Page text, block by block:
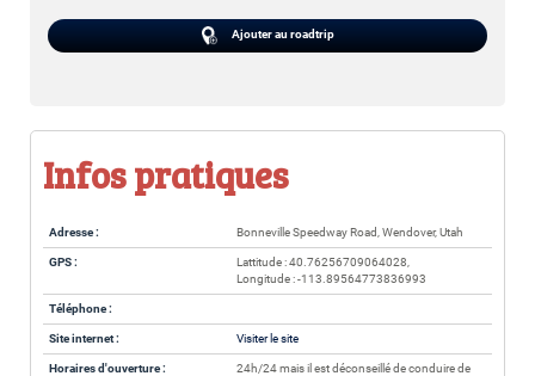
Ajouter au roadtrip
Infos pratiques
Adresse : Bonneville Speedway Road, Wendover, Utah
GPS :
Lattitude : 40.76256709064028,
Longitude : -113.89564773836993
Téléphone :
Site internet : Visiter le site
Horaires d'ouverture :
24h/24 mais il est déconseillé de conduire de